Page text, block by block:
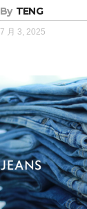
By TENG
7 月 3, 2025